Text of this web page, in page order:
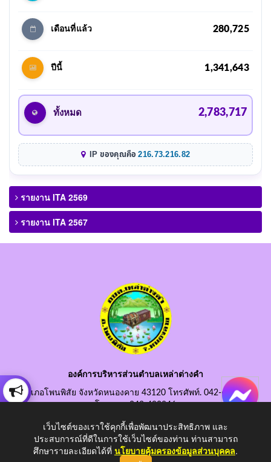
เดือนที่แล้ว 280,725
ปีนี้ 1,341,643
ทั้งหมด 2,783,717
IP ของคุณคือ216.73.216.82
รายงาน ITA 2569
รายงาน ITA 2567
องค์การบริหารส่วนตำบลเหล่าต่างคำ
อำเภอโพนพิสัย จังหวัดหนองคาย 43120 โทรศัพท์. 042-490845
โทรสาร. 042-490846
อีเมลกลาง. saraban@laotangkham.go.th
เว็บไซต์ของเราใช้คุกกี้เพื่อพัฒนาประสิทธิภาพ และ
ประสบการณ์ที่ดีในการใช้เว็บไซต์ของท่าน ท่านสามารถ
ศึกษารายละเอียดได้ที่ นโยบายคุ้มครองข้อมูลส่วนบุคคล.